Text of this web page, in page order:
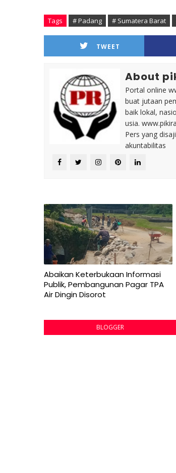
Tags # Padang # Sumatera Barat
TWEET
About
Portal online
buat jutaan
baik lokal,
usia.
Pers yang
akuntabilitas
Abaikan Keterbukaan Informasi
Publik, Pembangunan Pagar TPA
Air Dingin Disorot
BLOGGER